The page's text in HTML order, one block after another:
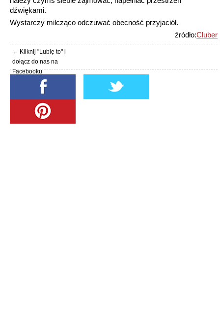
dźwiękami.
Wystarczy milcząco odczuwać obecność przyjaciół.
źródło:Cluber
← Kliknij "Lubię to" i
dołącz do nas na
Facebooku